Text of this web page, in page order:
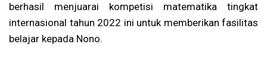
berhasil menjuarai kompetisi matematika tingkat
internasional tahun 2022 ini untuk memberikan fasilitas
belajar kepada Nono.